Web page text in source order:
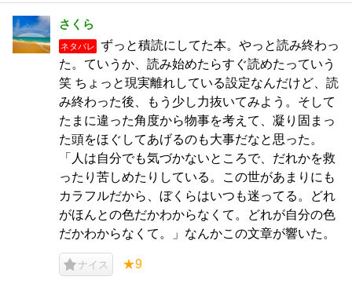
さくら
ネタバレ
ずっと積読にしてた本。やっと読み終わっ
た。ていうか、読み始めたらすぐ読めたっていう
笑 ちょっと現実離れしている設定なんだけど、読
み終わった後、もう少し力抜いてみよう。そして
たまに違った角度から物事を考えて、凝り固まっ
た頭をほぐしてあげるのも大事だなと思った。
「人は自分でも気づかないところで、だれかを救
ったり苦しめたりしている。この世があまりにも
カラフルだから、ぼくらはいつも迷ってる。どれ
がほんとの色だかわからなくて。どれが自分の色
だかわからなくて。」なんかこの文章が響いた。
ナイス ★9